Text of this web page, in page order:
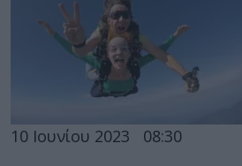
10 Ιουνίου 2023 08:30